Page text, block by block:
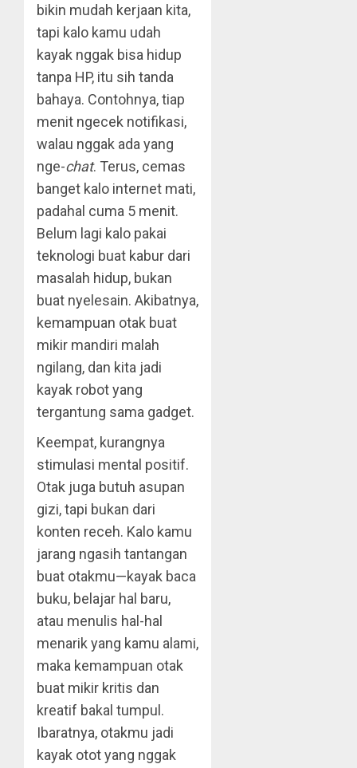
bikin mudah kerjaan kita,
tapi kalo kamu udah
kayak nggak bisa hidup
tanpa HP, itu sih tanda
bahaya. Contohnya, tiap
menit ngecek notifikasi,
walau nggak ada yang
nge-chat. Terus, cemas
banget kalo internet mati,
padahal cuma 5 menit.
Belum lagi kalo pakai
teknologi buat kabur dari
masalah hidup, bukan
buat nyelesain. Akibatnya,
kemampuan otak buat
mikir mandiri malah
ngilang, dan kita jadi
kayak robot yang
tergantung sama gadget.
Keempat, kurangnya
stimulasi mental positif.
Otak juga butuh asupan
gizi, tapi bukan dari
konten receh. Kalo kamu
jarang ngasih tantangan
buat otakmu—kayak baca
buku, belajar hal baru,
atau menulis hal-hal
menarik yang kamu alami,
maka kemampuan otak
buat mikir kritis dan
kreatif bakal tumpul.
Ibaratnya, otakmu jadi
kayak otot yang nggak